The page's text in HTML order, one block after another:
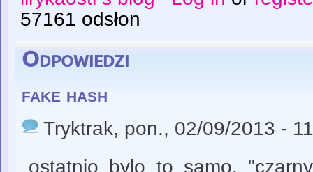
57161 odsłon
Odpowiedzi
fake hash
Tryktrak, pon., 02/09/2013 -
ostatnio bylo to samo.